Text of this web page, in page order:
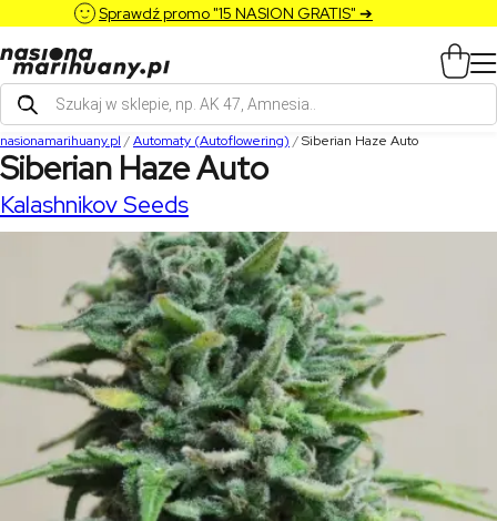
Sprawdź promo "15 NASION GRATIS" ➔
Wyszukiwarka
produktów
nasionamarihuany.pl /Automaty (Autoflowering) /Siberian Haze Auto
Siberian Haze Auto
Kalashnikov Seeds